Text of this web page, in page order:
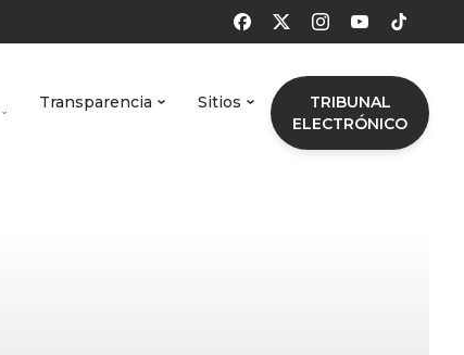
Transparencia Sitios
TRIBUNAL
ELECTRÓNICO